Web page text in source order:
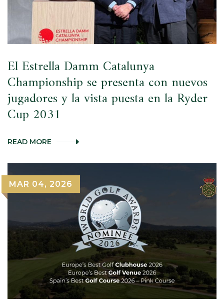
El Estrella Damm Catalunya
Championship se presenta con nuevos
jugadores y la vista puesta en la Ryder
Cup 2031
READ MORE EL
CHAMPIONSHIP
SE
PRESENTA
NUEVOS
JUGADORES
Y
VISTA
PUESTA
EN
LA
RYDER
CUP
MAR 04, 2026